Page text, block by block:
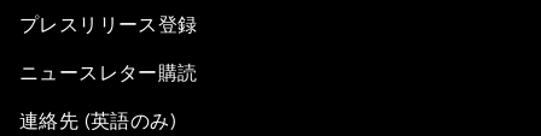
プレスリリース登録
ニュースレター購読
連絡先 (英語のみ)